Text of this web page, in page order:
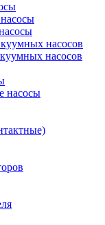
насосов
насосов
насосы